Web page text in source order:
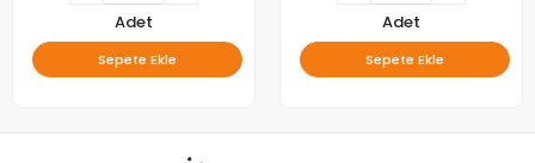
Adet
Sepete Ekle
Adet
Sepete Ekle